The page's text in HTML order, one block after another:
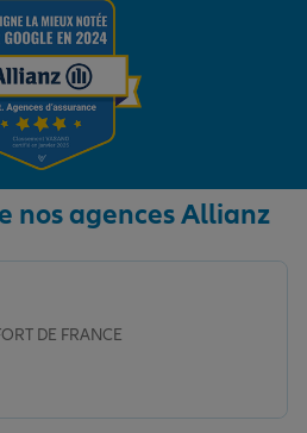
nos agences Allianz
DE FRANCE